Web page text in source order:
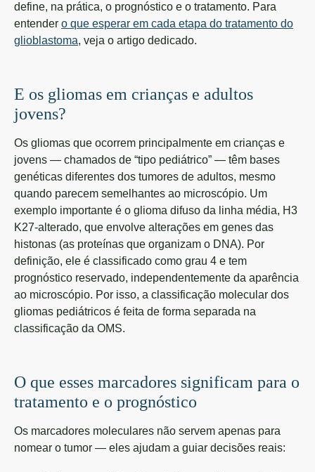
define, na prática, o prognóstico e o tratamento. Para
entender o que esperar em cada etapa do tratamento do
glioblastoma, veja o artigo dedicado.
E os gliomas em crianças e adultos
jovens?
Os gliomas que ocorrem principalmente em crianças e
jovens — chamados de “tipo pediátrico” — têm bases
genéticas diferentes dos tumores de adultos, mesmo
quando parecem semelhantes ao microscópio. Um
exemplo importante é o glioma difuso da linha média, H3
K27-alterado, que envolve alterações em genes das
histonas (as proteínas que organizam o DNA). Por
definição, ele é classificado como grau 4 e tem
prognóstico reservado, independentemente da aparência
ao microscópio. Por isso, a classificação molecular dos
gliomas pediátricos é feita de forma separada na
classificação da OMS.
O que esses marcadores significam para o
tratamento e o prognóstico
Os marcadores moleculares não servem apenas para
nomear o tumor — eles ajudam a guiar decisões reais: